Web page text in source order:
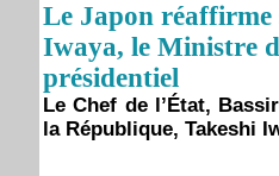
Le Japon réaffirme
Iwaya, le Ministre
présidentiel
Le Chef de l’État,
la République, Takeshi